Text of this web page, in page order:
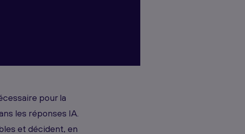
pour la
les réponses IA.
et décident, en